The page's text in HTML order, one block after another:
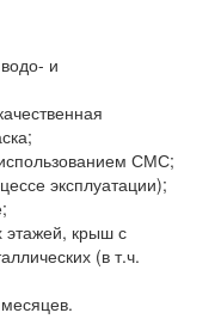
и
СМС;
эксплуатации);
этажей, крыш с
(в т.ч.